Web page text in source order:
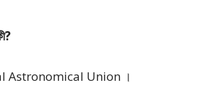
Astronomical Union ।